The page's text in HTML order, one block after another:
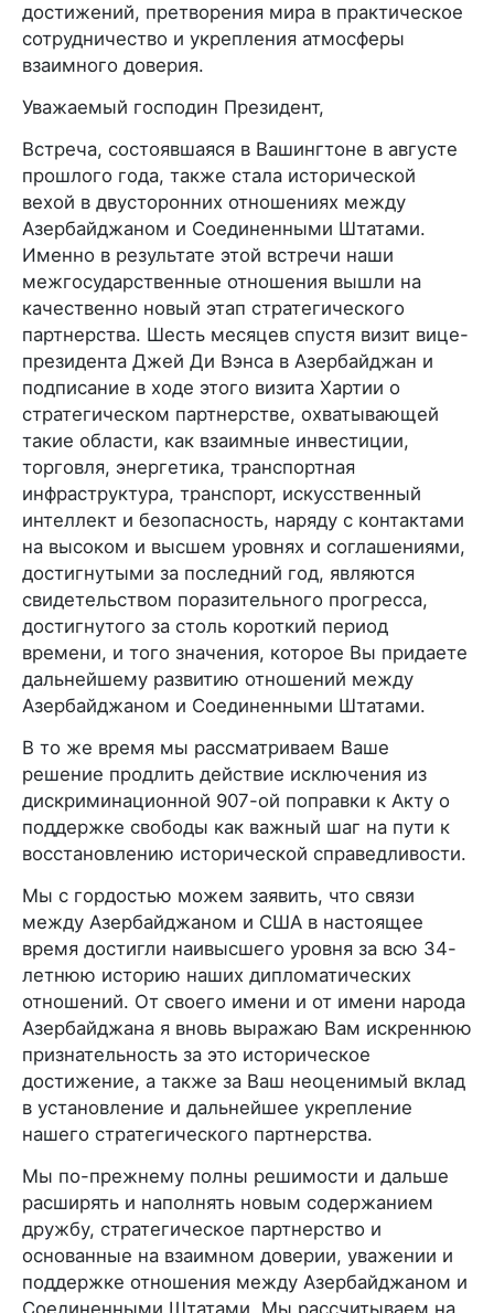
достижений, претворения мира в практическое
сотрудничество и укрепления атмосферы
взаимного доверия.
Уважаемый господин Президент,
Встреча, состоявшаяся в Вашингтоне в августе
прошлого года, также стала исторической
вехой в двусторонних отношениях между
Азербайджаном и Соединенными Штатами.
Именно в результате этой встречи наши
межгосударственные отношения вышли на
качественно новый этап стратегического
партнерства. Шесть месяцев спустя визит вице-
президента Джей Ди Вэнса в Азербайджан и
подписание в ходе этого визита Хартии о
стратегическом партнерстве, охватывающей
такие области, как взаимные инвестиции,
торговля, энергетика, транспортная
инфраструктура, транспорт, искусственный
интеллект и безопасность, наряду с контактами
на высоком и высшем уровнях и соглашениями,
достигнутыми за последний год, являются
свидетельством поразительного прогресса,
достигнутого за столь короткий период
времени, и того значения, которое Вы придаете
дальнейшему развитию отношений между
Азербайджаном и Соединенными Штатами.
В то же время мы рассматриваем Ваше
решение продлить действие исключения из
дискриминационной 907-ой поправки к Акту о
поддержке свободы как важный шаг на пути к
восстановлению исторической справедливости.
Мы с гордостью можем заявить, что связи
между Азербайджаном и США в настоящее
время достигли наивысшего уровня за всю 34-
летнюю историю наших дипломатических
отношений. От своего имени и от имени народа
Азербайджана я вновь выражаю Вам искреннюю
признательность за это историческое
достижение, а также за Ваш неоценимый вклад
в установление и дальнейшее укрепление
нашего стратегического партнерства.
Мы по-прежнему полны решимости и дальше
расширять и наполнять новым содержанием
дружбу, стратегическое партнерство и
основанные на взаимном доверии, уважении и
поддержке отношения между Азербайджаном и